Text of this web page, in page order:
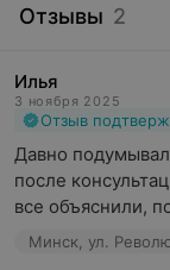
Отзывы 2
Илья
3 ноября 2025
Отзыв
Давно
после
все объяснили,
Минск, ул.